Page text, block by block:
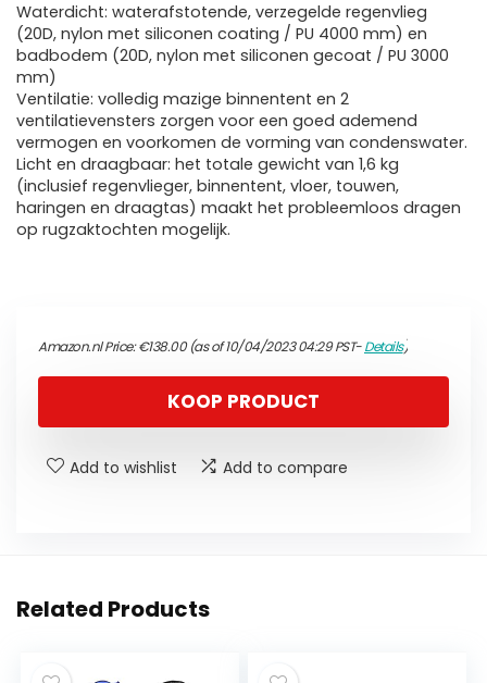
Waterdicht: waterafstotende, verzegelde regenvlieg
(20D, nylon met siliconen coating / PU 4000 mm) en
badbodem (20D, nylon met siliconen gecoat / PU 3000
mm)
Ventilatie: volledig mazige binnentent en 2
ventilatievensters zorgen voor een goed ademend
vermogen en voorkomen de vorming van condenswater.
Licht en draagbaar: het totale gewicht van 1,6 kg
(inclusief regenvlieger, binnentent, vloer, touwen,
haringen en draagtas) maakt het probleemloos dragen
op rugzaktochten mogelijk.
Amazon.nl Price:€138.00(as of 10/04/2023 04:29 PST-Details)
KOOP PRODUCT
Add to wishlist Add to compare
Related Products